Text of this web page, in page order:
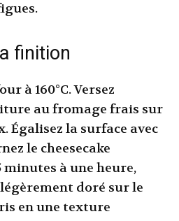
finition
à 160°C. Versez
au fromage frais sur
Égalisez la surface avec
le cheesecake
à une heure,
légèrement doré sur le
en une texture